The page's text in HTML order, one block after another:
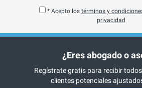
* Acepto los términos y
privacidad
¿Eres abogado o
Regístrate gratis para recibir
clientes potenciales